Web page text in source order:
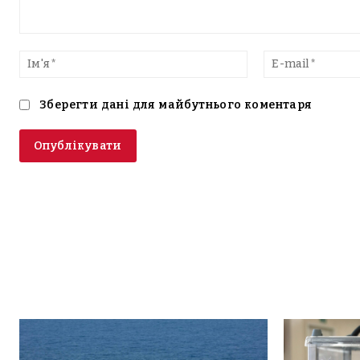
текст
Ім'я*
Зберегти дані для майбутнього коментаря